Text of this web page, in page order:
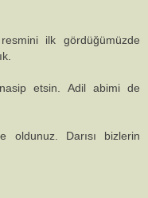
ilk gördüğümüzde
etsin. Adil abimi de
Darısı bizlerin